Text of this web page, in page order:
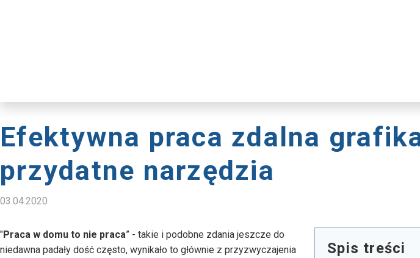
Efektywna praca zdalna
przydatne narzędzia
03.04.2020
"Praca w domu to nie praca” - takie i podobne zdania jeszcze do
niedawna padały dość często, wynikało to głównie z przyzwyczajenia
Spis treści